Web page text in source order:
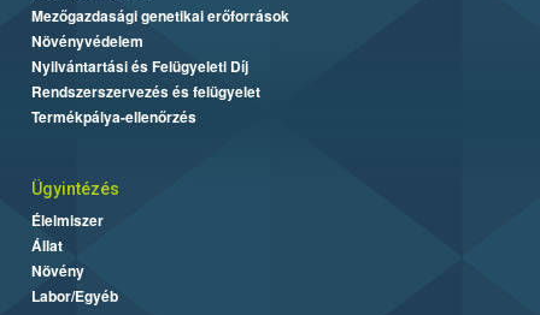
Mezőgazdasági genetikai erőforrások
Növényvédelem
Nyilvántartási és Felügyeleti Díj
Rendszerszervezés és felügyelet
Termékpálya-ellenőrzés
Ügyintézés
Élelmiszer
Állat
Növény
Labor/Egyéb